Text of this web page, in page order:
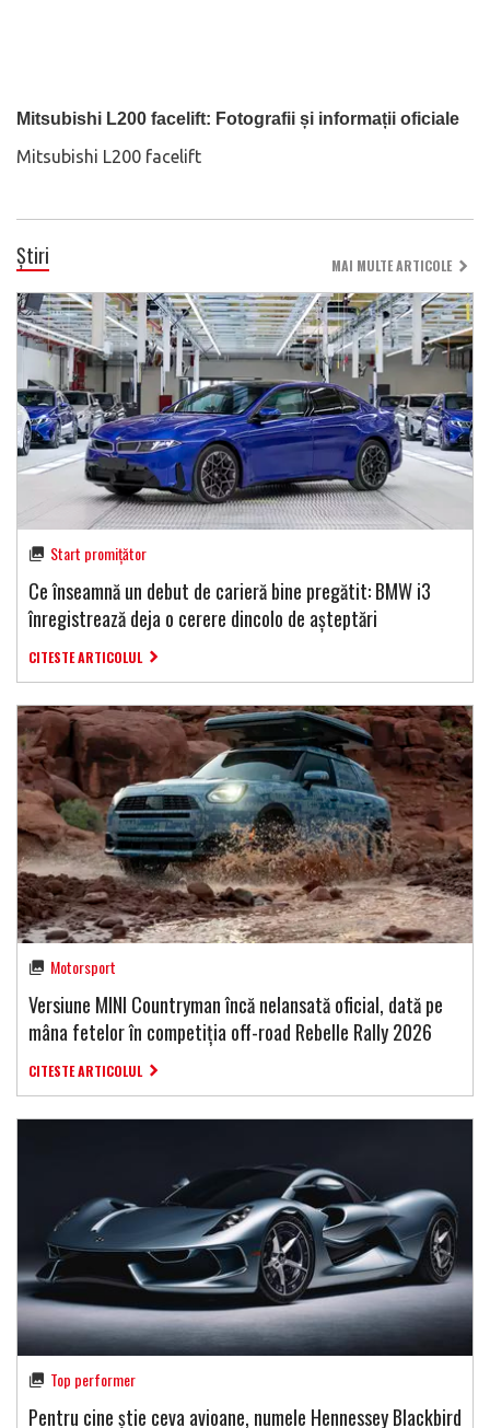
Mitsubishi L200 facelift: Fotografii și informații oficiale
Mitsubishi L200 facelift
Știri MAI MULTE ARTICOLE
Start promițător
Ce înseamnă un debut de carieră bine pregătit: BMW i3
înregistrează deja o cerere dincolo de așteptări
CITESTE ARTICOLUL
Motorsport
Versiune MINI Countryman încă nelansată oficial, dată pe
mâna fetelor în competiția off-road Rebelle Rally 2026
CITESTE ARTICOLUL
Top performer
Pentru cine știe ceva avioane, numele Hennessey Blackbird